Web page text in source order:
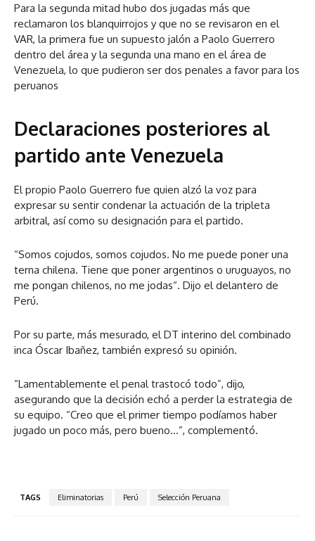
Para la segunda mitad hubo dos jugadas más que
reclamaron los blanquirrojos y que no se revisaron en el
VAR, la primera fue un supuesto jalón a Paolo Guerrero
dentro del área y la segunda una mano en el área de
Venezuela, lo que pudieron ser dos penales a favor para los
peruanos
Declaraciones posteriores al
partido ante Venezuela
El propio Paolo Guerrero fue quien alzó la voz para
expresar su sentir condenar la actuación de la tripleta
arbitral, así como su designación para el partido.
“Somos cojudos, somos cojudos. No me puede poner una
terna chilena. Tiene que poner argentinos o uruguayos, no
me pongan chilenos, no me jodas“. Dijo el delantero de
Perú.
Por su parte, más mesurado, el DT interino del combinado
inca Óscar Ibañez, también expresó su opinión.
“Lamentablemente el penal trastocó todo”, dijo,
asegurando que la decisión echó a perder la estrategia de
su equipo. “Creo que el primer tiempo podíamos haber
jugado un poco más, pero bueno…”, complementó.
TAGS Eliminatorias Perú Selección Peruana